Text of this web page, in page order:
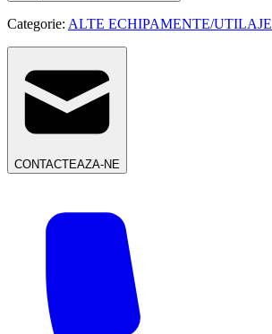
Categorie: ALTE ECHIPAMENTE/UTILAJE
CONTACTEAZA-NE